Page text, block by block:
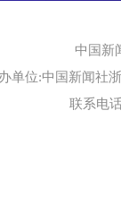
中国新
单位:中国新闻社
联系电